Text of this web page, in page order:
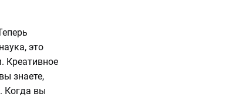
это
Креативное
знаете,
Когда вы